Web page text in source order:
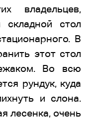
владельцев,
стол
В
этот стол
Во всю
рундук, куда
и слона.
лесенка, очень